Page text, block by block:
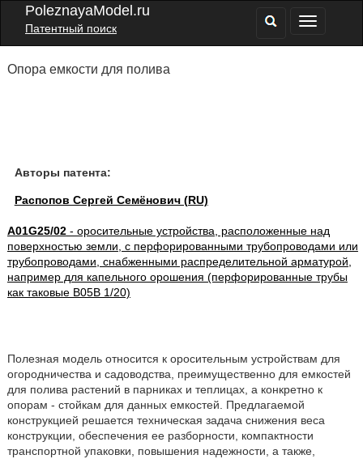
PoleznayaModel.ru
Патентный поиск
Опора емкости для полива
Авторы патента:
Распопов Сергей Семёнович (RU)
A01G25/02- оросительные устройства, расположенные над
поверхностью земли, с перфорированными трубопроводами или
трубопроводами, снабженными распределительной арматурой,
например для капельного орошения (перфорированные трубы
как таковые B05B 1/20)
Полезная модель относится к оросительным устройствам для
огородничества и садоводства, преимущественно для емкостей
для полива растений в парниках и теплицах, а конкретно к
опорам - стойкам для данных емкостей. Предлагаемой
конструкцией решается техническая задача снижения веса
конструкции, обеспечения ее разборности, компактности
транспортной упаковки, повышения надежности, а также,